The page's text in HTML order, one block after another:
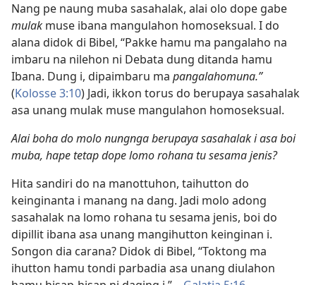
Nang pe naung muba sasahalak, alai olo dope gabe
mulak muse ibana mangulahon homoseksual. I do
alana didok di Bibel, “Pakke hamu ma pangalaho na
imbaru na nilehon ni Debata dung ditanda hamu
Ibana. Dung i, dipaimbaru ma pangalahomuna.”
(Kolosse 3:10) Jadi, ikkon torus do berupaya sasahalak
asa unang mulak muse mangulahon homoseksual.
Alai boha do molo nungnga berupaya sasahalak i asa boi
muba, hape tetap dope lomo rohana tu sesama jenis?
Hita sandiri do na manottuhon, taihutton do
keinginanta i manang na dang. Jadi molo adong
sasahalak na lomo rohana tu sesama jenis, boi do
dipillit ibana asa unang mangihutton keinginan i.
Songon dia carana? Didok di Bibel, “Toktong ma
ihutton hamu tondi parbadia asa unang diulahon